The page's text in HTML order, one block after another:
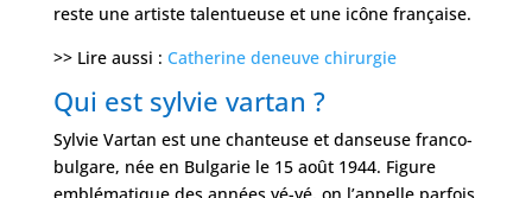
reste une artiste talentueuse et une icône française.
>> Lire aussi : Catherine deneuve chirurgie
Qui est sylvie vartan ?
Sylvie Vartan est une chanteuse et danseuse franco-
bulgare, née en Bulgarie le 15 août 1944. Figure